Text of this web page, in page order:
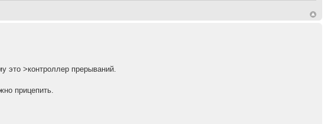
это >контроллер прерываний.
прицепить.